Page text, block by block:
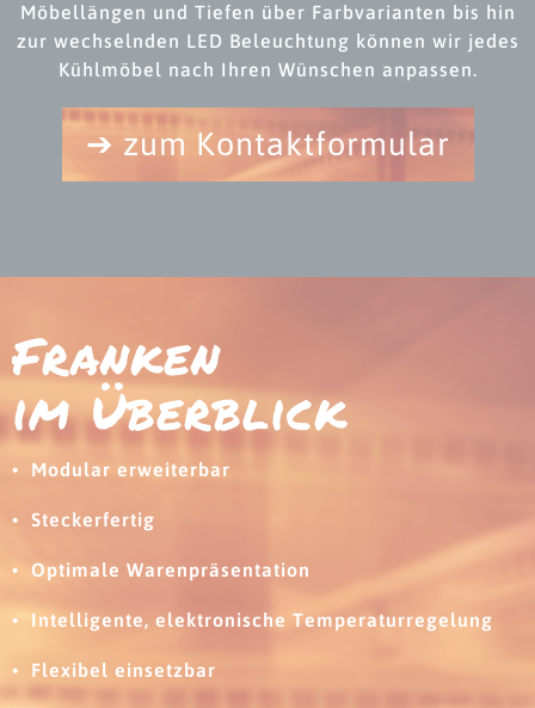
Möbellängen und Tiefen über Farbvarianten bis hin
zur wechselnden LED Beleuchtung können wir jedes
Kühlmöbel nach Ihren Wünschen anpassen.
zum Kontaktformular
Franken
im Überblick
Modular erweiterbar
Steckerfertig
Optimale Warenpräsentation
Intelligente, elektronische Temperaturregelung
Flexibel einsetzbar